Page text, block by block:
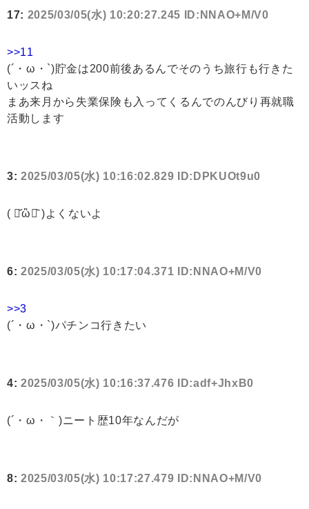
17: 2025/03/05(水) 10:20:27.245 ID:NNAO+M/V0
>>11
(´・ω・`)貯金は200前後あるんでそのうち旅行も行きた
いッスね
まあ来月から失業保険も入ってくるんでのんびり再就職
活動します
3: 2025/03/05(水) 10:16:02.829 ID:DPKUOt9u0
( ･᷄ὢ･᷅ )よくないよ
6: 2025/03/05(水) 10:17:04.371 ID:NNAO+M/V0
>>3
(´・ω・`)パチンコ行きたい
4: 2025/03/05(水) 10:16:37.476 ID:adf+JhxB0
(´・ω・｀)ニート歴10年なんだが
8: 2025/03/05(水) 10:17:27.479 ID:NNAO+M/V0